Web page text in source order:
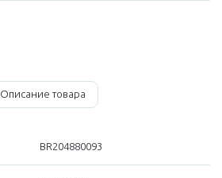
Описание товара
BR204880093